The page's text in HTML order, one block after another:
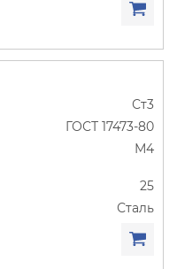
Ст3
ГОСТ 17473-80
М4
25
Сталь